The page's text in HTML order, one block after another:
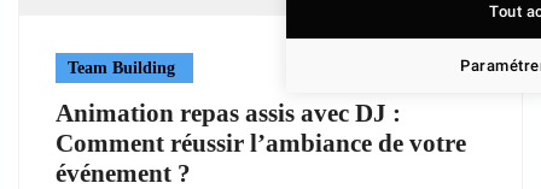
Team Building
Animation repas assis avec DJ :
Comment réussir l’ambiance de votre
événement ?
Tout